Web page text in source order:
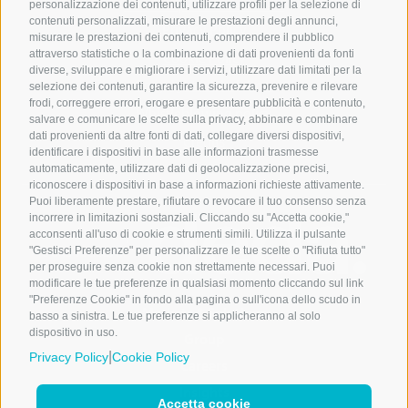
personalizzazione dei contenuti, utilizzare profili per la selezione di
contenuti personalizzati, misurare le prestazioni degli annunci,
misurare le prestazioni dei contenuti, comprendere il pubblico
attraverso statistiche o la combinazione di dati provenienti da fonti
diverse, sviluppare e migliorare i servizi, utilizzare dati limitati per la
selezione dei contenuti, garantire la sicurezza, prevenire e rilevare
frodi, correggere errori, erogare e presentare pubblicità e contenuto,
salvare e comunicare le scelte sulla privacy, abbinare e combinare
dati provenienti da altre fonti di dati, collegare diversi dispositivi,
identificare i dispositivi in base alle informazioni trasmesse
automaticamente, utilizzare dati di geolocalizzazione precisi,
riconoscere i dispositivi in base a informazioni richieste attivamente.
Puoi liberamente prestare, rifiutare o revocare il tuo consenso senza
incorrere in limitazioni sostanziali. Cliccando su "Accetta cookie,"
acconsenti all'uso di cookie e strumenti simili. Utilizza il pulsante
"Gestisci Preferenze" per personalizzare le tue scelte o "Rifiuta tutto"
per proseguire senza cookie non strettamente necessari. Puoi
modificare le tue preferenze in qualsiasi momento cliccando sul link
"Preferenze Cookie" in fondo alla pagina o sull'icona dello scudo in
basso a sinistra. Le tue preferenze si applicheranno al solo
dispositivo in uso.
Privacy Policy Cookie Policy
Accetta cookie
Gestione preferenze Cookie
Privacy Policy
Cookie Policy
Copyright & Disclaimer
Whistleblowing policy
Credits
Microdata Group
è una società di
Markets & Solutions
Careers